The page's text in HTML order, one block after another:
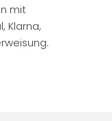
mit
Klarna,